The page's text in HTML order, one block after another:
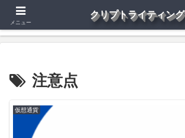
仮想通貨 投資 副業
注意点
仮想通貨
メニュー
クリプトライティング